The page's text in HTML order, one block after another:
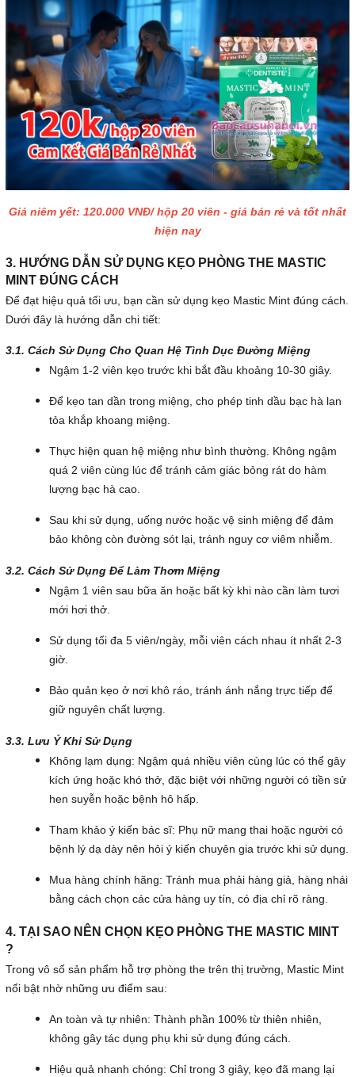
Giá niêm yết: 120.000 VNĐ/ hộp 20 viên - giá bán rẻ và tốt nhất
hiện nay
3. HƯỚNG DẪN SỬ DỤNG KẸO PHÒNG THE MASTIC
MINT ĐÚNG CÁCH
Để đạt hiệu quả tối ưu, bạn cần sử dụng kẹo Mastic Mint đúng cách.
Dưới đây là hướng dẫn chi tiết:
3.1. Cách Sử Dụng Cho Quan Hệ Tình Dục Đường Miệng
Ngậm 1-2 viên kẹo trước khi bắt đầu khoảng 10-30 giây.
Để kẹo tan dần trong miệng, cho phép tinh dầu bạc hà lan
tỏa khắp khoang miệng.
Thực hiện quan hệ miệng như bình thường. Không ngậm
quá 2 viên cùng lúc để tránh cảm giác bỏng rát do hàm
lượng bạc hà cao.
Sau khi sử dụng, uống nước hoặc vệ sinh miệng để đảm
bảo không còn đường sót lại, tránh nguy cơ viêm nhiễm.
3.2. Cách Sử Dụng Để Làm Thơm Miệng
Ngậm 1 viên sau bữa ăn hoặc bất kỳ khi nào cần làm tươi
mới hơi thở.
Sử dụng tối đa 5 viên/ngày, mỗi viên cách nhau ít nhất 2-3
giờ.
Bảo quản kẹo ở nơi khô ráo, tránh ánh nắng trực tiếp để
giữ nguyên chất lượng.
3.3. Lưu Ý Khi Sử Dụng
Không lạm dụng: Ngậm quá nhiều viên cùng lúc có thể gây
kích ứng hoặc khó thở, đặc biệt với những người có tiền sử
hen suyễn hoặc bệnh hô hấp.
Tham khảo ý kiến bác sĩ: Phụ nữ mang thai hoặc người có
bệnh lý dạ dày nên hỏi ý kiến chuyên gia trước khi sử dụng.
Mua hàng chính hãng: Tránh mua phải hàng giả, hàng nhái
bằng cách chọn các cửa hàng uy tín, có địa chỉ rõ ràng.
4. TẠI SAO NÊN CHỌN KẸO PHÒNG THE MASTIC MINT
?
Trong vô số sản phẩm hỗ trợ phòng the trên thị trường, Mastic Mint
nổi bật nhờ những ưu điểm sau:
An toàn và tự nhiên: Thành phần 100% từ thiên nhiên,
không gây tác dụng phụ khi sử dụng đúng cách.
Hiệu quả nhanh chóng: Chỉ trong 3 giây, kẹo đã mang lại